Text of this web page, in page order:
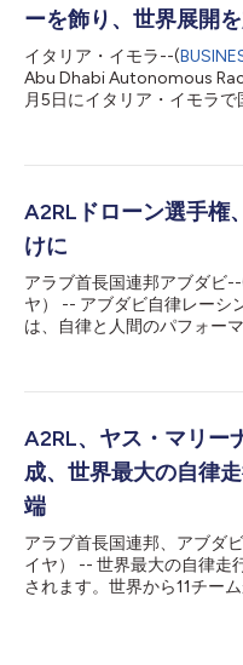
ーを飾り、世界展開
イタリア・イモラ--(
Abu Dhabi Autonomous
月5日にイタリア・イモラ
のサーキットを走行します
するA2RLは、極限のレース
た。イモラで予定されてい
ナ・サーキットで大きな成
世界展開における大きな一
シーズン最終戦でUAEの首
ンシップ初の国際展開の幕
A2RLドローン選手権
けに
アラブ首長国連邦アブダビ
ヤ） -- アブダビ自律レーシ
は、自律と人間のパフォー
人称視点（FPV）パイロッ
端技術研究会議（ATRC）
ASPIREが主催したこのイ
な進歩と、人間の本能と高
在するわずかな差の両方が
21日～22日の2日間にわた
AI研究チームと世界トップ
様々なレース形式で競い合
る認識、意思決定、そして
A2RL、ヤス・マリー
成、世界最大の自律
端
アラブ首長国連邦、アブダ
イヤ） -- 世界最大の自律走
されます。世界から11チー